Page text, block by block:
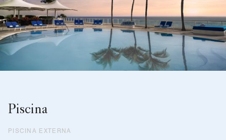
Piscina
PISCINA EXTERNA